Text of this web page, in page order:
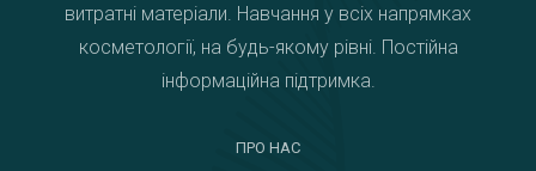
витратні матеріали. Навчання у всіх напрямках
косметології, на будь-якому рівні. Постійна
інформаційна підтримка.
ПРО НАС